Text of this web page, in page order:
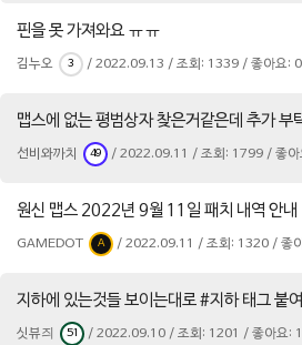
핀을 못 가져와요 ㅠㅠ
김누오 3 / 2022.09.13 / 조회: 1339 / 좋아요: 0
맵스에 없는 평범상자 찾은거같은데 추가 부
선비와까치 49 / 2022.09.11 / 조회: 1799 / 좋아
원신 맵스 2022년 9월 11일 패치 내역 안내
GAMEDOT A / 2022.09.11 / 조회: 1320 / 좋
지하에 있는것들 보이는대로 #지하 태그 붙
싯뷰즤 51 / 2022.09.10 / 조회: 1201 / 좋아요: 1